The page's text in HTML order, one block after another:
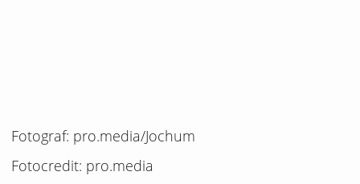
Fotograf: pro.media/Jochum
Fotocredit: pro.media